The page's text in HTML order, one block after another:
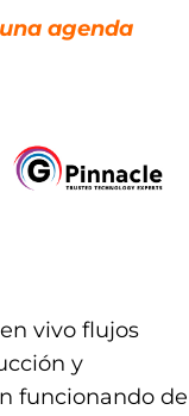
agenda
vivo flujos
y
funcionando de